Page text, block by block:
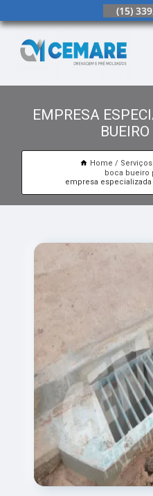
(15)
EMPRESA
Home Serviços
boca bueiro
empresa